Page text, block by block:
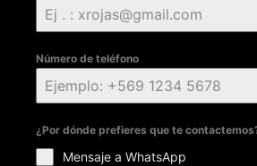
Número de teléfono
¿Por dónde prefieres que te
Mensaje a WhatsApp